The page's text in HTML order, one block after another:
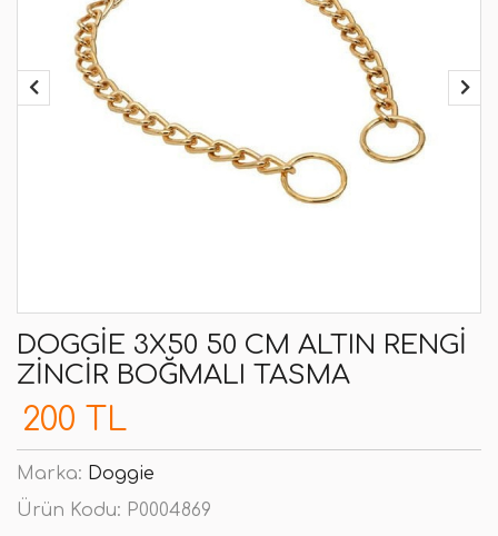
DOGGIE 3X50 50 CM ALTIN RENGI
ZINCIR BOĞMALI TASMA
200 TL
Marka: Doggie
Ürün Kodu: P0004869